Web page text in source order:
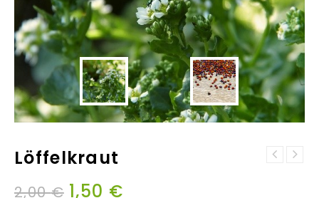
Löffelkraut
2,00€ 1,50 €